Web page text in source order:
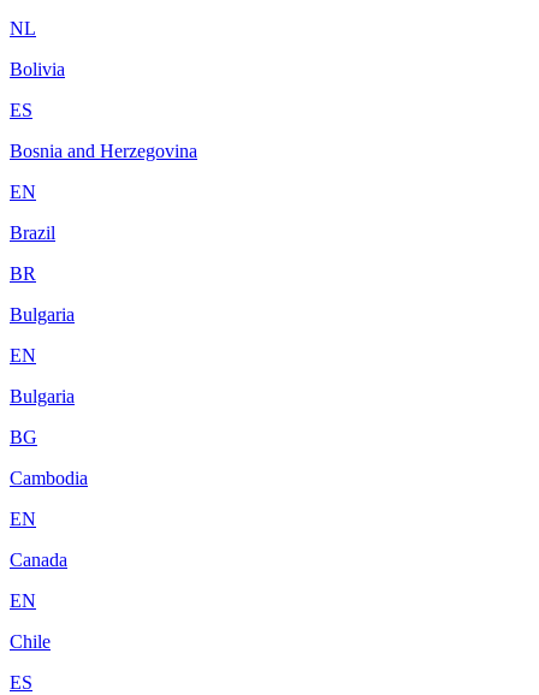
NL
Bolivia
ES
Bosnia and Herzegovina
EN
Brazil
BR
Bulgaria
EN
Bulgaria
BG
Cambodia
EN
Canada
EN
Chile
ES